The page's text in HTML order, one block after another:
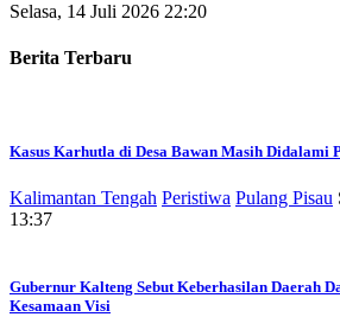
Selasa, 14 Juli 2026 22:20
Berita Terbaru
Kasus Karhutla di Desa Bawan Masih Didalami
Kalimantan Tengah Peristiwa Pulang Pisau
13:37
Gubernur Kalteng Sebut Keberhasilan Daerah
Kesamaan Visi